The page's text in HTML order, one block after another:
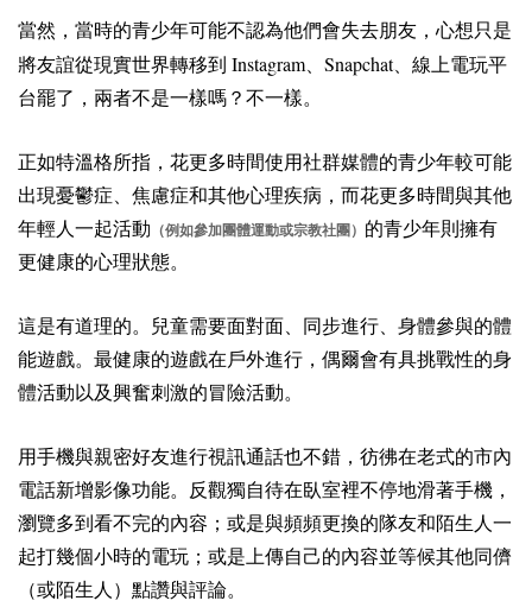
當然，當時的青少年可能不認為他們會失去朋友，心想只是
將友誼從現實世界轉移到 Instagram Snapchat、線上電玩平
台罷了，兩者不是一樣嗎？不一樣。
正如特溫格所指，花更多時間使用社群媒體的青少年較可能
出現憂鬱症、焦慮症和其他心理疾病，而花更多時間與其他
年輕人一起活動 （例如參加團體運動或宗教社團） 的青少年則擁有
更健康的心理狀態。
這是有道理的。兒童需要面對面、同步進行、身體參與的體
能遊戲。最健康的遊戲在戶外進行，偶爾會有具挑戰性的身
體活動以及興奮刺激的冒險活動。
用手機與親密好友進行視訊通話也不錯，彷彿在老式的市內
電話新增影像功能。反觀獨自待在臥室裡不停地滑著手機，
瀏覽多到看不完的內容；或是與頻頻更換的隊友和陌生人一
起打幾個小時的電玩；或是上傳自己的內容並等候其他同儕
（或陌生人）點讚與評論。